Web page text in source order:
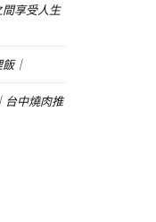
享受人生
｜
中燒肉推